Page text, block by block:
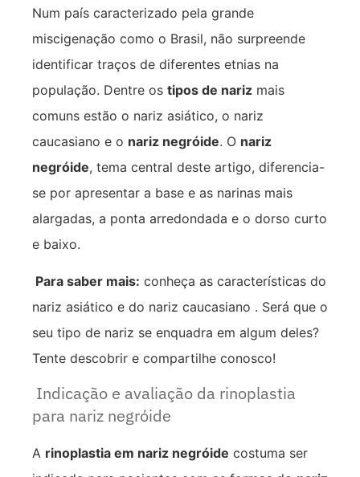
Num país caracterizado pela grande
miscigenação como o Brasil, não surpreende
identificar traços de diferentes etnias na
população. Dentre os tipos de nariz mais
comuns estão o nariz asiático, o nariz
caucasiano e o nariz negróide. O nariz
negróide, tema central deste artigo, diferencia-
se por apresentar a base e as narinas mais
alargadas, a ponta arredondada e o dorso curto
e baixo.
Para saber mais: conheça as características do
nariz asiático e do nariz caucasiano . Será que o
seu tipo de nariz se enquadra em algum deles?
Tente descobrir e compartilhe conosco!
Indicação e avaliação da rinoplastia
para nariz negróide
A rinoplastia em nariz negróide costuma ser